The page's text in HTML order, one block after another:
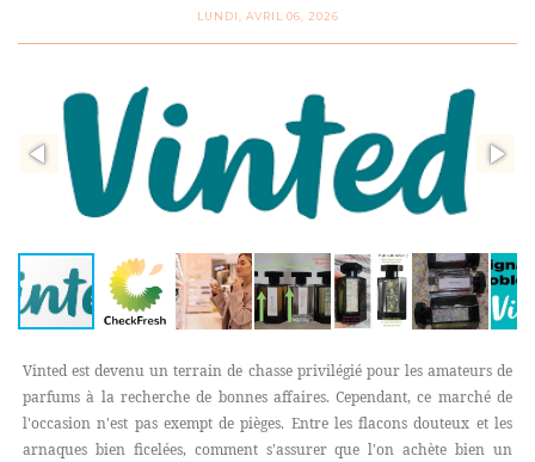
LUNDI, AVRIL 06, 2026
Vinted est devenu un terrain de chasse privilégié pour les amateurs de
parfums à la recherche de bonnes affaires. Cependant, ce marché de
l'occasion n'est pas exempt de pièges. Entre les flacons douteux et les
arnaques bien ficelées, comment s'assurer que l'on achète bien un